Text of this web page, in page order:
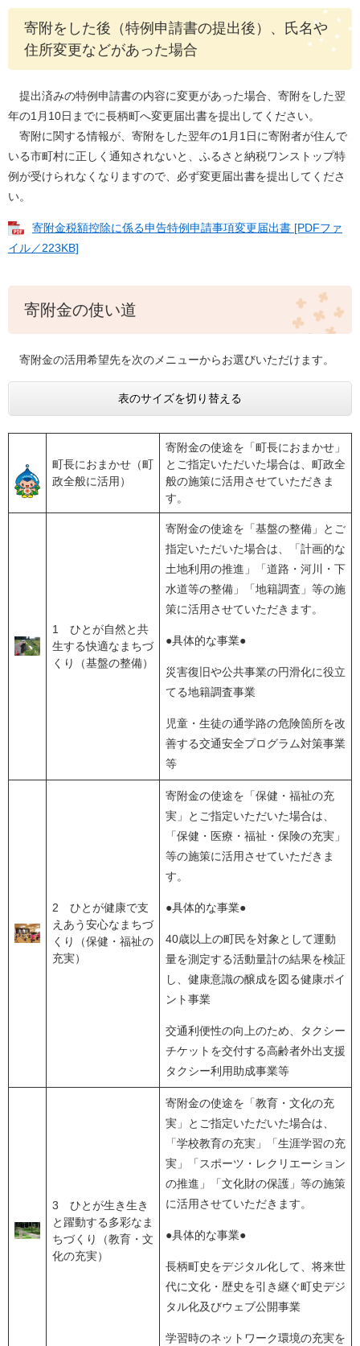
寄附をした後（特例申請書の提出後）、氏名や
住所変更などがあった場合
提出済みの特例申請書の内容に変更があった場合、寄附をした翌
年の1月10日までに長柄町へ変更届出書を提出してください。
寄附に関する情報が、寄附をした翌年の1月1日に寄附者が住んで
いる市町村に正しく通知されないと、ふるさと納税ワンストップ特
例が受けられなくなりますので、必ず変更届出書を提出してくださ
い。
寄附金税額控除に係る申告特例申請事項変更届出書 [PDFファ
イル／223KB]
寄附金の使い道
寄附金の活用希望先を次のメニューからお選びいただけます。
表のサイズを切り替える
町長におまかせ（町
政全般に活用）
寄附金の使途を「町長におまかせ」
とご指定いただいた場合は、町政全
般の施策に活用させていただきま
す。
1 ひとが自然と共
生する快適なまちづ
くり（基盤の整備）
寄附金の使途を「基盤の整備」とご
指定いただいた場合は、「計画的な
土地利用の推進」「道路・河川・下
水道等の整備」「地籍調査」等の施
策に活用させていただきます。
●具体的な事業●
災害復旧や公共事業の円滑化に役立
てる地籍調査事業
児童・生徒の通学路の危険箇所を改
善する交通安全プログラム対策事業
等
2 ひとが健康で支
えあう安心なまちづ
くり（保健・福祉の
充実）
寄附金の使途を「保健・福祉の充
実」とご指定いただいた場合は、
「保健・医療・福祉・保険の充実」
等の施策に活用させていただきま
す。
●具体的な事業●
40歳以上の町民を対象として運動
量を測定する活動量計の結果を検証
し、健康意識の醸成を図る健康ポイ
ント事業
交通利便性の向上のため、タクシー
チケットを交付する高齢者外出支援
タクシー利用助成事業等
3 ひとが生き生き
と躍動する多彩なま
ちづくり（教育・文
化の充実）
寄附金の使途を「教育・文化の充
実」とご指定いただいた場合は、
「学校教育の充実」「生涯学習の充
実」「スポーツ・レクリエーション
の推進」「文化財の保護」等の施策
に活用させていただきます。
●具体的な事業●
長柄町史をデジタル化して、将来世
代に文化・歴史を引き継ぐ町史デジ
タル化及びウェブ公開事業
学習時のネットワーク環境の充実を